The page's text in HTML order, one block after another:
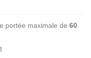
portée maximale de 60